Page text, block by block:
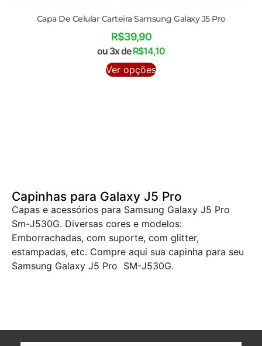
Capa De Celular Carteira Samsung Galaxy J5 Pro
R$39,90
ou 3x deR$14,10
Ver opções
Capinhas para Galaxy J5 Pro
Capas e acessórios para Samsung Galaxy J5 Pro
Sm-J530G. Diversas cores e modelos:
Emborrachadas, com suporte, com glitter,
estampadas, etc. Compre aqui sua capinha para seu
Samsung Galaxy J5 Pro SM-J530G.